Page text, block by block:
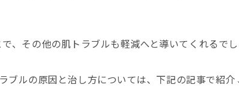
、その他の肌トラブルも軽減へと導いてくれるでし
ブルの原因と治し方については、下記の記事で紹介